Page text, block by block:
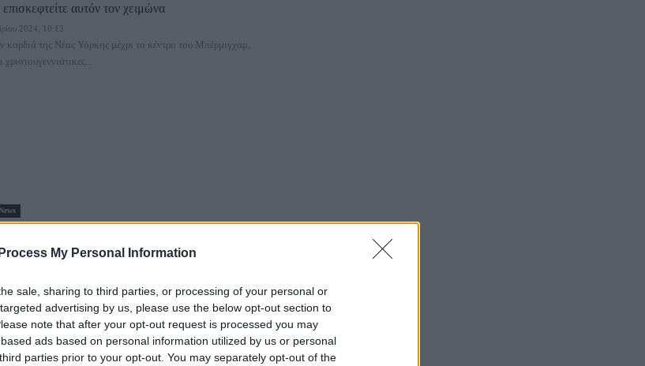
My Personal Information
sale, sharing to third parties, or processing of your personal or
advertising by us, please use the below opt-out section to
note that after your opt-out request is processed you may
ads based on personal information utilized by us or personal
parties prior to your opt-out. You may separately opt-out of the
επισκεφτείτε αυτόν τον χειμώνα
2024, 10:12
καρδιά της Νέας Υόρκης μέχρι το κέντρο του Μπέρμιγχαμ,
χριστουγεννιάτικες...
ακριβές
(Μπράτβουρστ) το δημοφιλές γερμανικό λουκάνικο
σε Γερμανία και Αυστρία ζεστό...